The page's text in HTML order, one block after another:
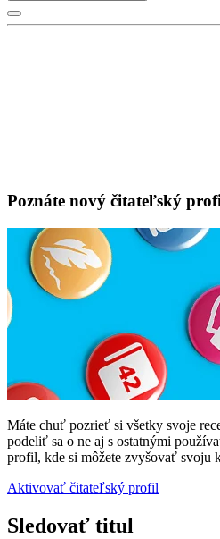
Poznáte nový čitateľský
Máte chuť pozrieť si všetky svoje
podeliť sa o ne aj s ostatnými
profil, kde si môžete zvyšovať svoju
Aktivovať čitateľský profil
Sledovať titul